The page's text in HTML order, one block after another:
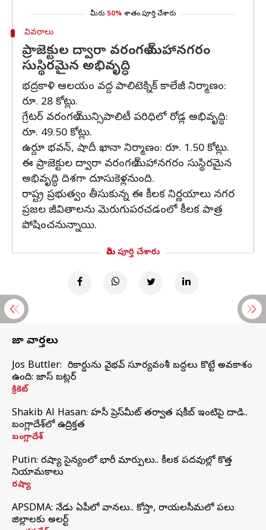
మీరు 50% శాతం పూర్తి చేశారు
వివరాలు
ప్రాజెక్టుల ద్వారా వరంగల్ మహానగరం
సుస్థిరమైన అభివృద్ధి
భద్రకాళి ఆలయం వద్ద పాలిటెక్నిక్ కాలేజీ నిర్మాణం:
రూ. 28 కోట్లు.
గ్రేటర్ వరంగల్ మున్సిపాలిటీ పరిధిలో రోడ్ల అభివృద్ధి:
రూ. 49.50 కోట్లు.
ఉర్దూ భవన్, షాదీ ఖానా నిర్మాణం: రూ. 1.50 కోట్లు.
ఈ ప్రాజెక్టుల ద్వారా వరంగల్ మహానగరం సుస్థిరమైన
అభివృద్ధి దిశగా దూసుకెళ్లనుంది.
రాష్ట్ర ప్రభుత్వం తీసుకున్న ఈ కీలక నిర్ణయాలు నగర
ప్రజల జీవితాలను మెరుగుపరచడంలో కీలక పాత్ర
పోషించనున్నాయి.
మీరు పూర్తి చేశారు
తాజా వార్తలు
Jos Buttler: నా రికార్డును వైభవ్ సూర్యవంశీ బద్దలు కొట్టే అవకాశం
ఉంది: జాస్ బట్లర్
క్రికెట్
Shakib Al Hasan: హసీనా ప్రెస్‌మీట్‌ తర్వాత షకీబ్‌ ఇంటిపై దాడి..
బంగ్లాదేశ్‌లో ఉద్రిక్తత
బంగ్లాదేశ్
Putin: రష్యా సైన్యంలో భారీ మార్పులు.. కీలక పదవుల్లో కొత్త
నియామకాలు
రష్యా
APSDMA: నేడు ఏపీలో వానలు.. కోస్తా, రాయలసీమలో పలు
జిల్లాలకు అలర్ట్